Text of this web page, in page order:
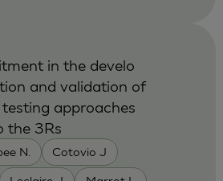
N. Cotovio J
in the develo
and validation of
approaches
the 3Rs